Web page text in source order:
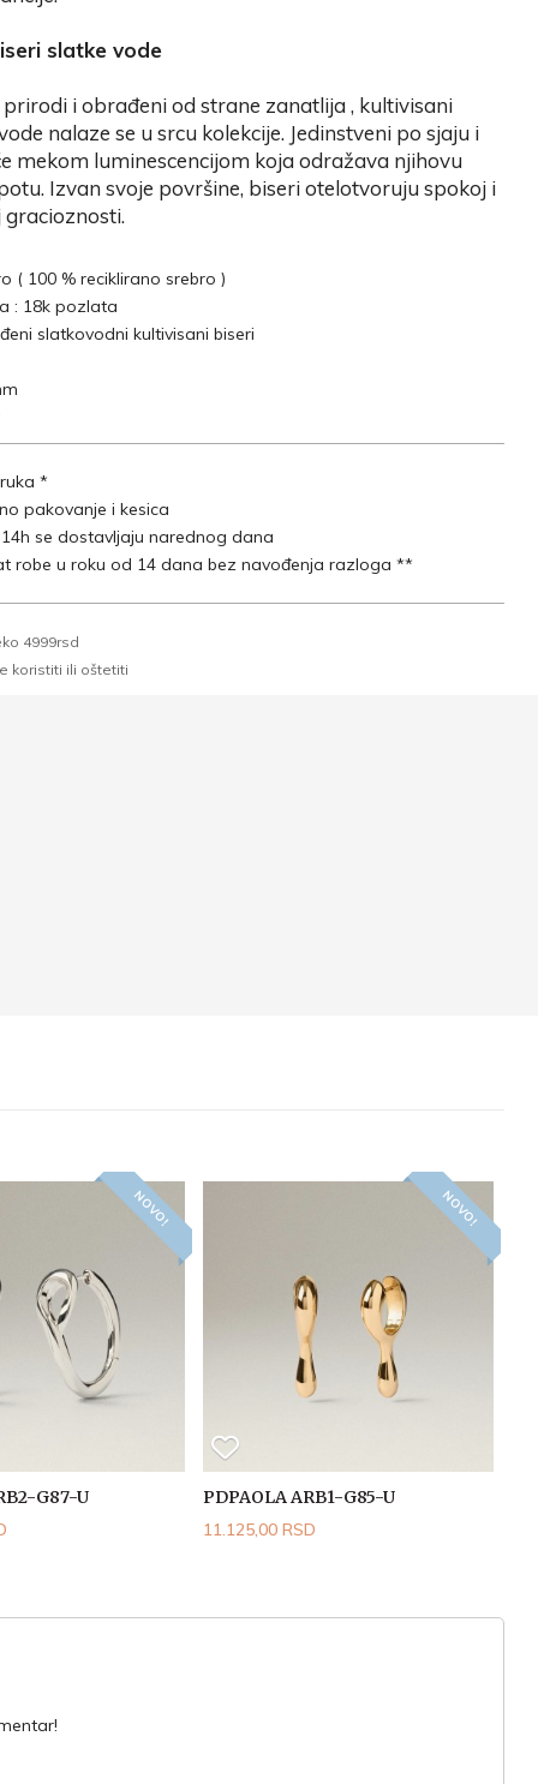
slatke vode
i obrađeni od strane zanatlija , kultivisani
nalaze se u srcu kolekcije. Jedinstveni po sjaju i
mekom luminescencijom koja odražava njihovu
Izvan svoje površine, biseri otelotvoruju spokoj i
( 100 % reciklirano srebro )
: 18k pozlata
slatkovodni kultivisani biseri
*
pakovanje i kesica
se dostavljaju narednog dana
robe u roku od 14 dana bez navođenja razloga **
4999rsd
koristiti ili oštetiti
NOVO!
G87-U
NOVO!
PDPAOLA ARB1-G85-U
11.125,00 RSD